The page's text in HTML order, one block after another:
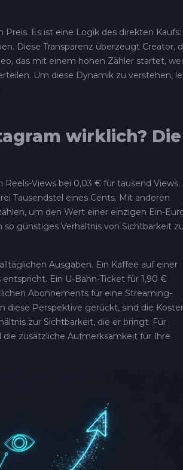
Es ist eine Logik des direkten Kaufs:
Diese Transparenz überzeugt Creator,
das mit einem hohen Zähler startet,
Um diese Dynamik zu verstehen,
wirklich? Die
Views bei 0,03 € für tausend Views.
Tausendstel eines Cents. Mit anderen
um den Wert einer einzigen Ein-
günstiges Verhältnis von Sichtbarkeit zu
Ausgaben. Ein Kaffee auf einer
Ein U-Bahn-Ticket für 1,90 €
Abonnements für eine Streaming-
diese Perspektive gerückt, sind die
zur Sichtbarkeit, die er bringt. Für
die zusätzliche Aufmerksamkeit für Ihre